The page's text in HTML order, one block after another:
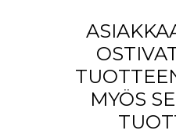
MYÖS